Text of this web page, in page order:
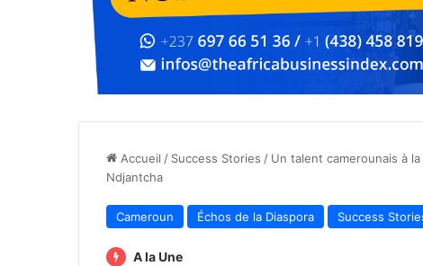
Accueil / Success Stories / Un talent camerounais à
Ndjantcha
Cameroun Échos de la Diaspora Success
A la Une